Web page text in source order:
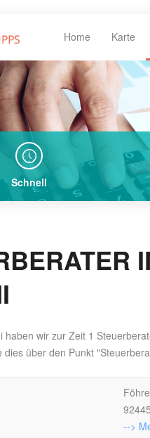
Home Karte
Schnell
haben wir zur Zeit 1
dies über den Punkt
-->